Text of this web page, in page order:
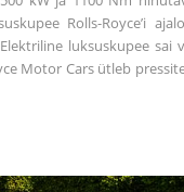
Rolls-Royce’i
luksuskupee sai
Motor Cars ütleb